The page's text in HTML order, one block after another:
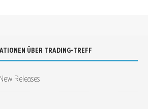
ÜBER TRADING-TREFF
Releases